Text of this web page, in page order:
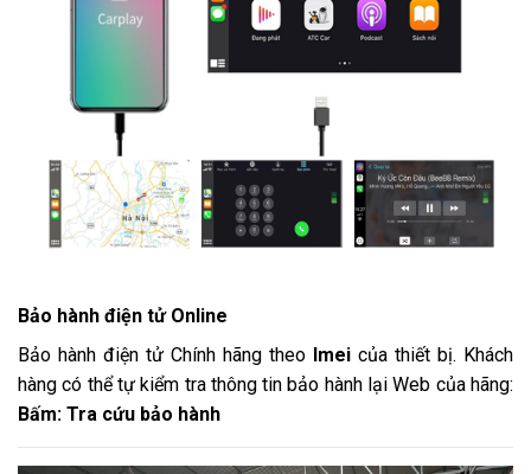
Bảo hành điện tử Online
Bảo hành điện tử Chính hãng theo Imei của thiết bị. Khách
hàng có thể tự kiểm tra thông tin bảo hành lại Web của hãng:
Bấm: Tra cứu bảo hành